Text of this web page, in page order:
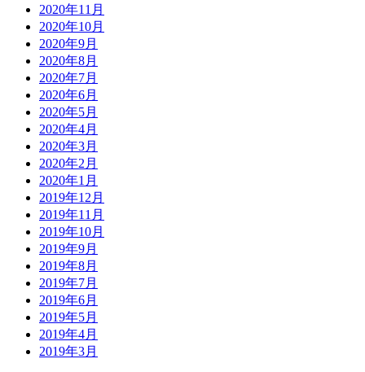
2020年11月
2020年10月
2020年9月
2020年8月
2020年7月
2020年6月
2020年5月
2020年4月
2020年3月
2020年2月
2020年1月
2019年12月
2019年11月
2019年10月
2019年9月
2019年8月
2019年7月
2019年6月
2019年5月
2019年4月
2019年3月